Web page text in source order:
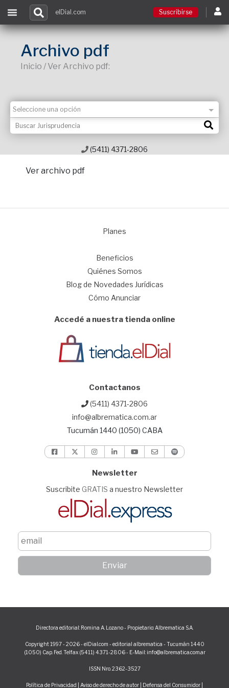
Contacto
elDial.com Suscribirse
Archivo pdf
Inicio / Ver Archivo pdf:
(5411) 4371-2806
Ver archivo pdf
Planes
Beneficios
Quiénes Somos
Blog de Novedades Jurídicas
Cómo Anunciar
Accedé a nuestra tienda online
Contactanos
(5411) 4371-2806
info@albrematica.com.ar
Tucumán 1440 (1050) CABA
Newsletter
Suscribite GRATIS a nuestro Newsletter
Directora editorial: Romina A. Lozano - Propietario: Albrematica S.A.
Copyright 1997 - 2026 - elDial.com - editorial albrematica - Tucumán 1440
(1050) Cap. Fed. Telfax (5411) 4371-2806 - E-Mail: info@albrematica.com.ar
ISSN Nro. 2362-3527
Política de Privacidad Aviso de derecho de autor Defensa del Consumidor